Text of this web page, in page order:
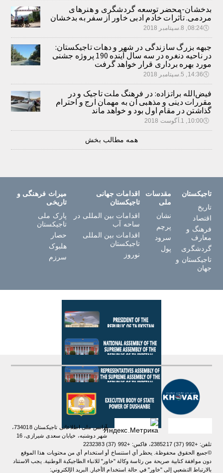
بدخشان-محضر توسعه گردشگری و هنرهای
مردمی. تأثرات خادم ادبی خاور از سفر به بدخشان
🕔08:24, 8.سپتامبر 2018
جبهه بزرگ سازندگی در شهر و دهات تاجیکستان:
در ناحیه دنغره در سه سال آینده 190 پروژه جشنی
مورد بهره برداری قرار خواهد گرفت
🕔14:36, 5.سپتامبر 2018
فیض‌الله براتزاده: در فرهنگ ملت تاجیک و در
مقررات دینی و مذهبی آن به مهمان ارج و احترام
گذاشتن در مقام اول بود و خواهد ماند
🕔10:00, 1.آگوست 2018
همه مطالب بخش
تاجیکستان
تاریخ
اقتصاد
فرهنگ و
معارف
گردشگری
تاجیکستان و
جهان
مقدسات
ملی
نشان
پرچم
سرود
پول
اقدامات جهانی
تاجیکستان
اقدامات بین المللی در
ساحه آب
اقدامات بین المللی
تاجیکستان
نوروز
میراث فرهنگی و
تاریخی
پارک ملی
تاجیکستان
حصار
هلبوک
سرزم
آژانس ملی اطلاعاتی تاجیکستان 734018،
شهر دوشنبه، خیابان سعدی شیرازی، 16
تلفن: +992 (37) 2385217، فاکس: +992 (37) 2232383
©جميع الحقوق محفوظة. يحظر أي استنساخ أو استخدام أي من محتويات هذا الموقع
دون موافقة كتابية صريحة من رئاسة وكالة "خاور" للانباء الطاجيكية الوطنية. یجب الاستناد
بالارتباط التشعبي إلى "خاور" في حالة استخدام الأخبار. البريد الإلكتروني: